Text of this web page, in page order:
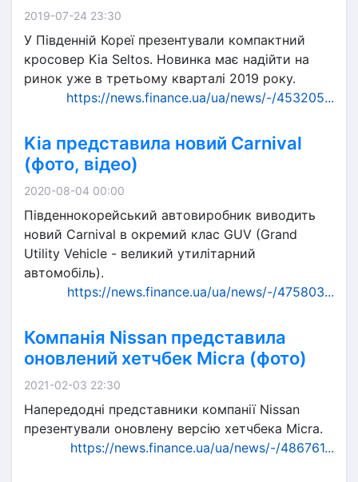
2019-07-24 23:30
У Південній Кореї презентували компактний
кросовер Kia Seltos. Новинка має надійти на
ринок уже в третьому кварталі 2019 року.
https://news.finance.ua/ua/news/-/453205...
Kia представила новий Carnival
(фото, відео)
2020-08-04 00:00
Південнокорейський автовиробник виводить
новий Carnival в окремий клас GUV (Grand
Utility Vehicle - великий утилітарний
автомобіль).
https://news.finance.ua/ua/news/-/475803...
Компанія Nissan представила
оновлений хетчбек Micra (фото)
2021-02-03 22:30
Напередодні представники компанії Nissan
презентували оновлену версію хетчбека Micra.
https://news.finance.ua/ua/news/-/486761...